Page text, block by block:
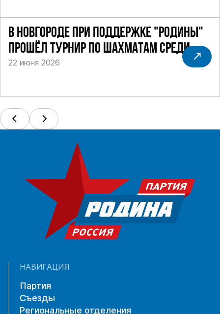
В НОВГОРОДЕ ПРИ ПОДДЕРЖКЕ "РОДИНЫ"
ПРОШЁЛ ТУРНИР ПО ШАХМАТАМ СРЕДИ
СИЛОВИКОВ
22 июня 2026
НАВИГАЦИЯ
Партия
Съезды
Региональные отделения